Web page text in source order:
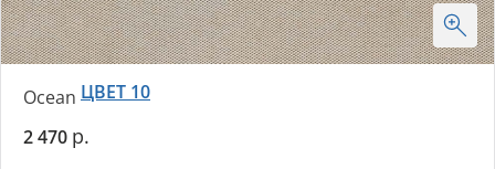
Ocean ЦВЕТ 10
2 470